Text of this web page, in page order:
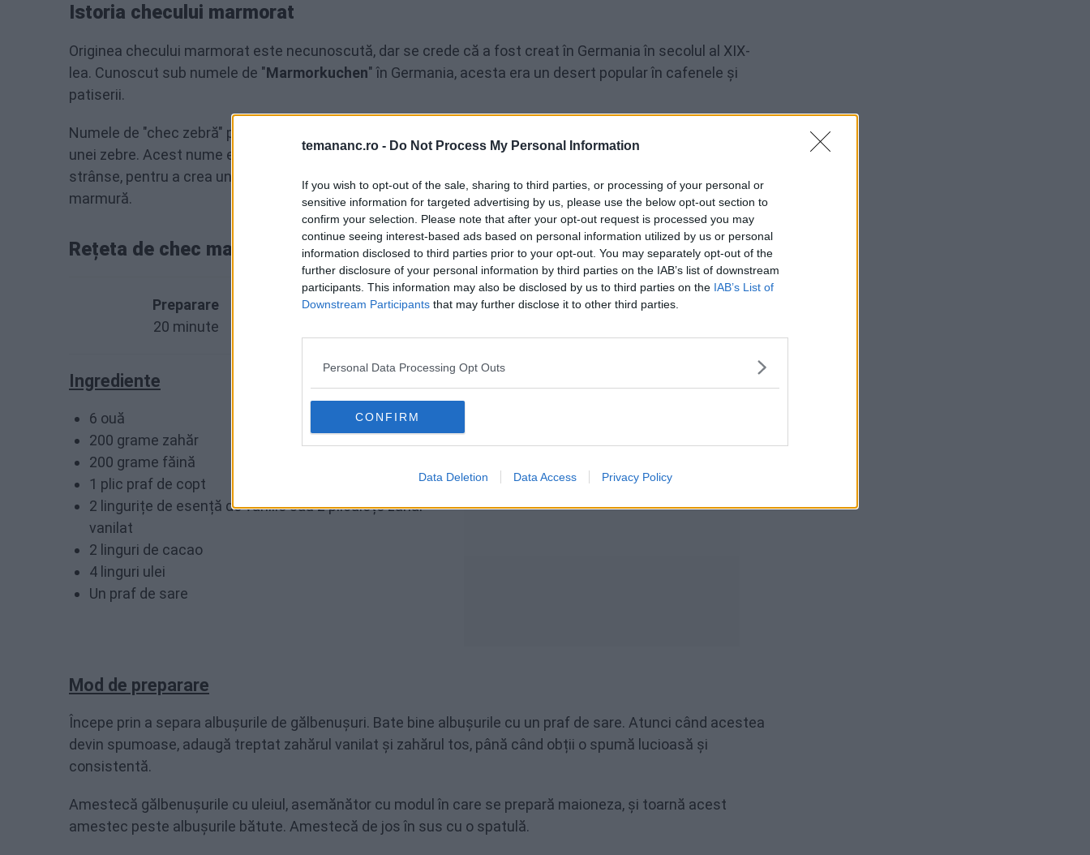
temananc.ro - Do Not Process My Personal Information
If you wish to opt-out of the sale, sharing to third parties, or processing of your personal or
sensitive information for targeted advertising by us, please use the below opt-out section to
confirm your selection. Please note that after your opt-out request is processed you may
continue seeing interest-based ads based on personal information utilized by us or personal
information disclosed to third parties prior to your opt-out. You may separately opt-out of the
further disclosure of your personal information by third parties on the IAB’s list of downstream
participants. This information may also be disclosed by us to third parties on the IAB’s List of
Downstream Participants that may further disclose it to other third parties.
Personal Data Processing Opt Outs
CONFIRM
Data Deletion Data Access Privacy Policy
Istoria checului marmorat
Originea checului marmorat este necunoscută, dar se crede că a fost creat în Germania în secolul al XIX-
lea. Cunoscut sub numele de "Marmorkuchen" în Germania, acesta era un desert popular în cafenele și
patiserii.
Numele de "chec zebră" pare să fie mai recent, apărând probabil datorită asemănării cu modelul dungat al
unei zebre. Acest nume este folosit în special atunci când aluatul este turnat în straturi alternative mai
strânse, pentru a crea un model mai asemănător cu dungile unei zebre, în locul efectului mai abstract de
marmură.
Rețeta de chec marmorat
Preparare
20 minute
Gătire
Timp total
Ingrediente
6 ouă
200 grame zahăr
200 grame făină
1 plic praf de copt
2 lingurițe de esență de vanilie sau 2 pliculețe zahăr
vanilat
2 linguri de cacao
4 linguri ulei
Un praf de sare
Mod de preparare
Începe prin a separa albușurile de gălbenușuri. Bate bine albușurile cu un praf de sare. Atunci când acestea
devin spumoase, adaugă treptat zahărul vanilat și zahărul tos, până când obții o spumă lucioasă și
consistentă.
Amestecă gălbenușurile cu uleiul, asemănător cu modul în care se prepară maioneza, și toarnă acest
amestec peste albușurile bătute. Amestecă de jos în sus cu o spatulă.